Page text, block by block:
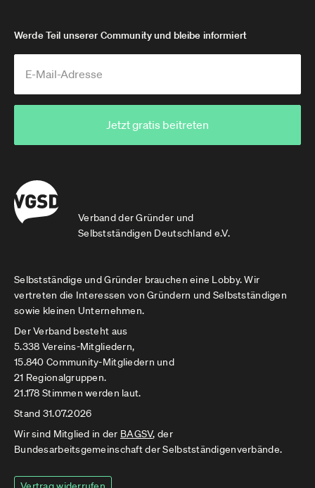
Verband der Gründer und
Selbstständigen Deutschland e.V.
Werde Teil unserer Community und bleibe informiert
Jetzt gratis beitreten
Selbstständige und Gründer brauchen eine Lobby. Wir
vertreten die Interessen von Gründern und Selbstständigen
sowie kleinen Unternehmen.
Der Verband besteht aus
5.338 Vereins-Mitgliedern,
15.840 Community-Mitgliedern und
21 Regionalgruppen.
21.178 Stimmen werden laut.
Stand 31.07.2026
Wir sind Mitglied in der BAGSV, der
Bundesarbeitsgemeinschaft der Selbstständigenverbände.